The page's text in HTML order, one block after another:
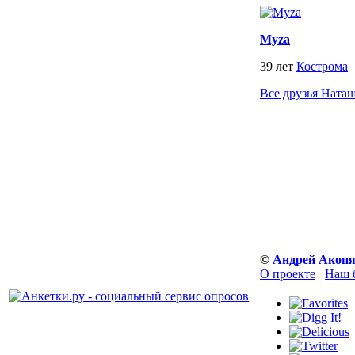
Myza
39 лет Кострома
Все друзья
© Андрей
О проекте
Наш